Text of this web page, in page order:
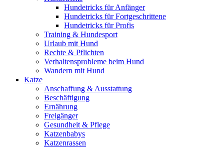
Hundetricks für Anfänger
Hundetricks für Fortgeschrittene
Hundetricks für Profis
Training & Hundesport
Urlaub mit Hund
Rechte & Pflichten
Verhaltensprobleme beim Hund
Wandern mit Hund
Katze
Anschaffung & Ausstattung
Beschäftigung
Ernährung
Freigänger
Gesundheit & Pflege
Katzenbabys
Katzenrassen